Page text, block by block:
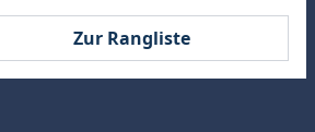
Zur Rangliste